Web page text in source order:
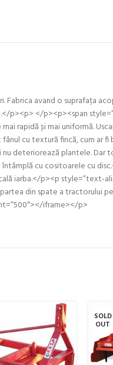
avand o suprafața
</p><p><span
rapidă și mai uniformă.
cu textură fincă, cum ar fi
deteriorează plantele.
cu cositoarele cu
iarba.</p><p style=”text-
din spate a
iframe></p>
SOLD
OUT